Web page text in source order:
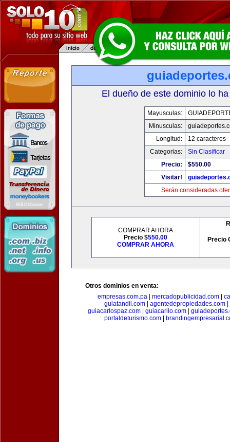
El dueño de este dominio lo
Mayusculas:
Minusculas:
Longitud:
12 caracteres
Categorias:
Sin Clasificar
Precio:
$550.00
Visitar!
Serán consideradas
COMPRAR AHORA
Precio $550.00
COMPRAR AHORA
Precio
Otros dominios en venta:
empresas.com.pa
mercadopublicidad.com
guiatandil.com| agentedepropiedades.com|
guiacarlospaz.com
guiacarilo.com
portaldeturismo.com